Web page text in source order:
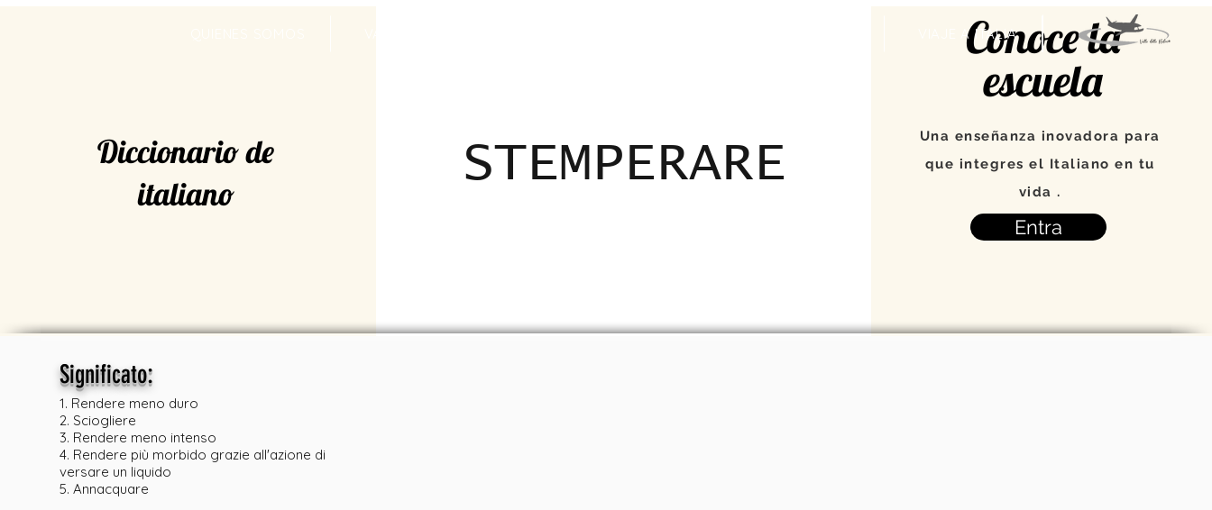
VIAJE A ITALIA
Diccionario de
italiano
STEMPERARE
Conoce la
escuela
Una enseñanza inovadora para
que integres el Italiano en tu
vida .
Entra
Significato:
1. Rendere meno duro
2. Sciogliere
3. Rendere meno intenso
4. Rendere più morbido grazie all'azione di
versare un liquido
5. Annacquare